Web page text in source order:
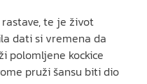
te je život
dati si vremena da
polomljene kockice
pruži šansu biti dio